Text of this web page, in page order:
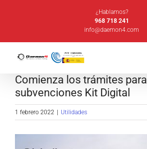
¿Hablamos?
968 718 241
info@daemon4.com
Comienza los trámites para
subvenciones Kit Digital
1 febrero 2022 Utilidades